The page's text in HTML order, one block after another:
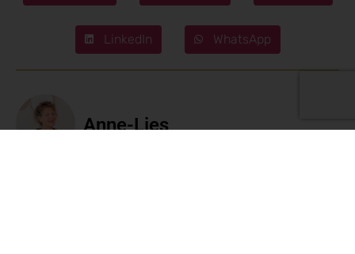
LinkedIn WhatsApp
Anne-Lies